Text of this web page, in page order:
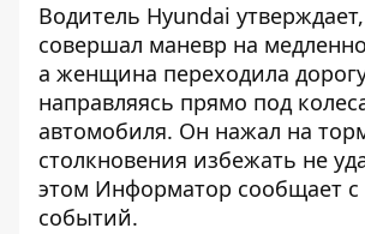
Водитель Hyundai
совершал маневр на
а женщина переходила
направляясь прямо под
автомобиля. Он нажал на
столкновения избежать не
этом Информатор сообщает с
событий.